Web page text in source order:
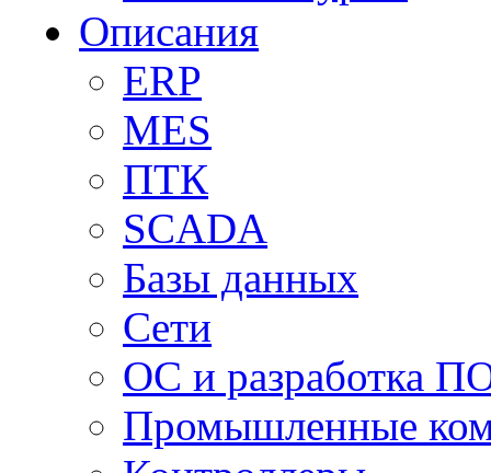
Описания
ERP
MES
ПТК
SCADA
Базы данных
Сети
ОС и разработка
Промышленные